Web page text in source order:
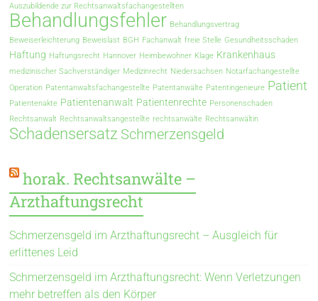
Auszubildende zur Rechtsanwaltsfachangestellten
Behandlungsfehler Behandlungsvertrag
Beweiserleichterung Beweislast BGH Fachanwalt freie Stelle Gesundheitsschaden
Haftung Haftungsrecht Hannover Heimbewohner Klage Krankenhaus
medizinischer Sachverständiger Medizinrecht Niedersachsen Notarfachangestellte
Operation Patentanwaltsfachangestellte Patentanwälte Patentingenieure Patient
Patientenakte Patientenanwalt Patientenrechte Personenschaden
Rechtsanwalt Rechtsanwaltsangestellte rechtsanwälte Rechtsanwältin
Schadensersatz Schmerzensgeld
horak. Rechtsanwälte –
Arzthaftungsrecht
Schmerzensgeld im Arzthaftungsrecht – Ausgleich für
erlittenes Leid
Schmerzensgeld im Arzthaftungsrecht: Wenn Verletzungen
mehr betreffen als den Körper